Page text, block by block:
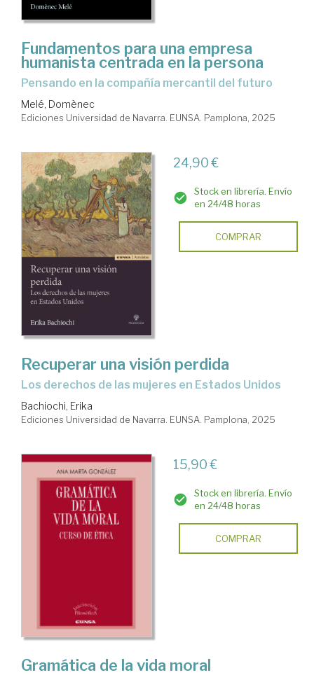
Fundamentos para una empresa
humanista centrada en la persona
Pensando en la compañía mercantil del futuro
Melé, Domènec
Ediciones Universidad de Navarra. EUNSA. Pamplona, 2025
24,90 €
Stock en librería. Envío
en 24/48 horas
COMPRAR
Recuperar una visión perdida
Los derechos de las mujeres en Estados Unidos
Bachiochi, Erika
Ediciones Universidad de Navarra. EUNSA. Pamplona, 2025
15,90 €
Stock en librería. Envío
en 24/48 horas
COMPRAR
Gramática de la vida moral